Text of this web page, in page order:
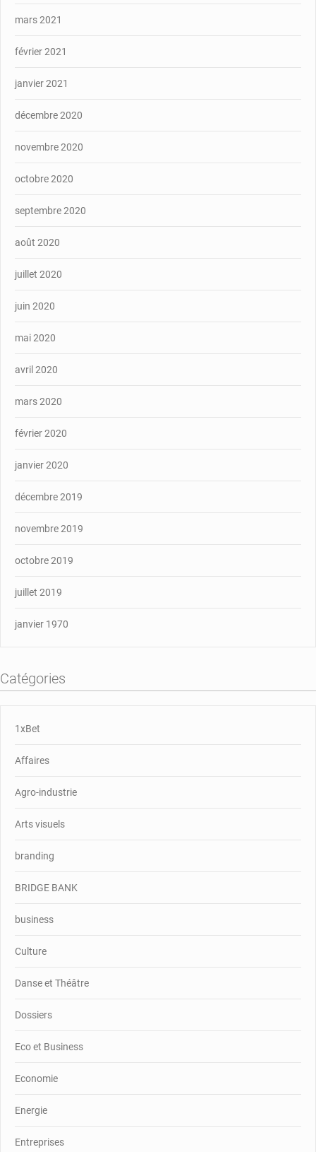
mars 2021
février 2021
janvier 2021
décembre 2020
novembre 2020
octobre 2020
septembre 2020
août 2020
juillet 2020
juin 2020
mai 2020
avril 2020
mars 2020
février 2020
janvier 2020
décembre 2019
novembre 2019
octobre 2019
juillet 2019
janvier 1970
Catégories
1xBet
Affaires
Agro-industrie
Arts visuels
branding
BRIDGE BANK
business
Culture
Danse et Théâtre
Dossiers
Eco et Business
Economie
Energie
Entreprises